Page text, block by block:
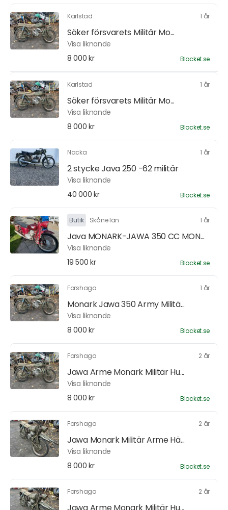
Karlstad 1 år
Söker försvarets Militär Mo...
Visa liknande
8 000 kr
Blocket.se
Karlstad 1 år
Söker försvarets Militär Mo...
Visa liknande
8 000 kr
Blocket.se
Nacka 1 år
2 stycke Java 250 -62 militär
Visa liknande
40 000 kr
Blocket.se
Butik Skåne län 1 år
Java MONARK-JAWA 350 CC MON...
Visa liknande
19 500 kr
Blocket.se
Forshaga 1 år
Monark Jawa 350 Army Militä...
Visa liknande
8 000 kr
Blocket.se
Forshaga 2 år
Jawa Arme Monark Militär Hu...
Visa liknande
8 000 kr
Blocket.se
Forshaga 2 år
Jawa Monark Militär Arme Hä...
Visa liknande
8 000 kr
Blocket.se
Forshaga 2 år